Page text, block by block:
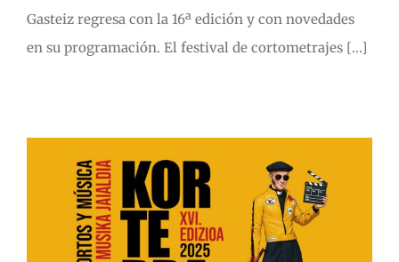
Gasteiz regresa con la 16ª edición y con novedades
en su programación. El festival de cortometrajes [...]